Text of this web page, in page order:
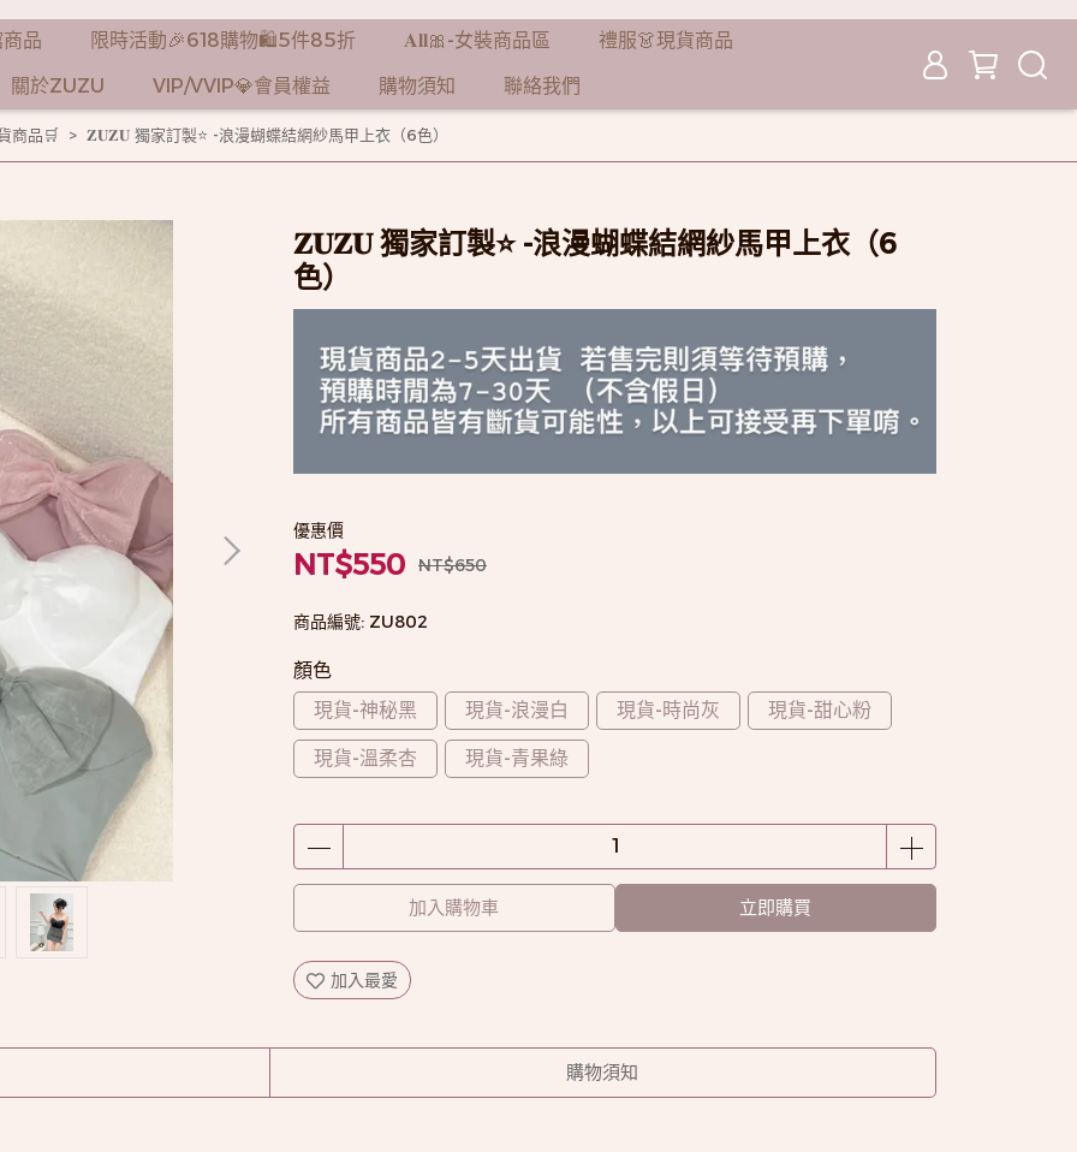
商品 限時活動🎉618購物🛍️5件85折 𝐀𝐥𝐥🎀-女裝商品區
禮服👗現貨商品
關於ZUZU
VIP/VVIP💎會員權益 購物須知 聯絡我們
商品🛒 𝐙𝐔𝐙𝐔 獨家訂製⭐️ -浪漫蝴蝶結網紗馬甲上衣（6色）
𝐙𝐔𝐙𝐔 獨家訂製⭐️ -浪漫蝴蝶結網紗馬甲上衣（6
色）
優惠價
NT$550 NT$650
商品編號: ZU802
顏色
現貨-神秘黑
現貨-浪漫白 現貨-時尚灰 現貨-甜心粉
現貨-溫柔杏 現貨-青果綠
加入購物車 立即購買
加入最愛
購物須知